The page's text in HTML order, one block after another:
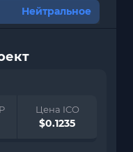
Нейтральное
Цена ICO
$0.1235